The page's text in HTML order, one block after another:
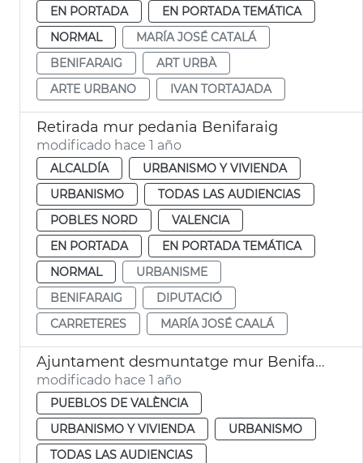
EN PORTADA
EN PORTADA TEMÁTICA
NORMAL
MARÍA JOSÉ CATALÁ
BENIFARAIG
ART URBÀ
ARTE URBANO
IVAN TORTAJADA
Retirada mur pedania Benifaraig
modificado hace 1 año
ALCALDÍA
URBANISMO Y VIVIENDA
URBANISMO
TODAS LAS AUDIENCIAS
POBLES NORD
VALENCIA
EN PORTADA
EN PORTADA TEMÁTICA
NORMAL
URBANISME
BENIFARAIG
DIPUTACIÓ
CARRETERES
MARÍA JOSÉ CAALÁ
Ajuntament desmuntatge mur Benifaraig
modificado hace 1 año
PUEBLOS DE VALÈNCIA
URBANISMO Y VIVIENDA
URBANISMO
TODAS LAS AUDIENCIAS